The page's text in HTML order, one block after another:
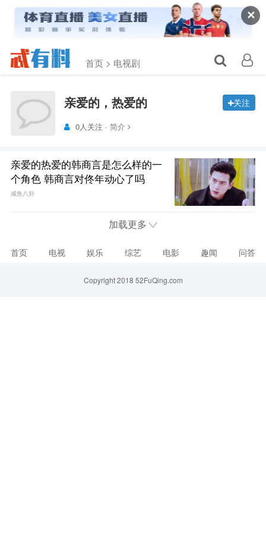
✕
首页 > 电视剧
亲爱的，热爱的
0人关注 · 简介
关注
亲爱的热爱的韩商言是怎么样的一
个角色 韩商言对佟年动心了吗
咸鱼八卦
加载更多
首页 电视 娱乐 综艺 电影 趣闻 问答
Copyright 2018 52FuQing.com